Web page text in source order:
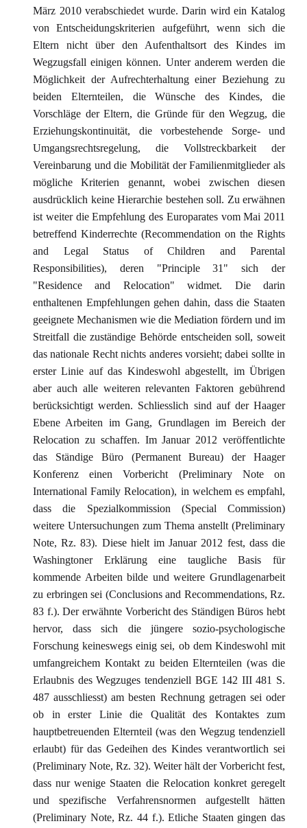
März 2010 verabschiedet wurde. Darin wird ein Katalog
von Entscheidungskriterien aufgeführt, wenn sich die
Eltern nicht über den Aufenthaltsort des Kindes im
Wegzugsfall einigen können. Unter anderem werden die
Möglichkeit der Aufrechterhaltung einer Beziehung zu
beiden Elternteilen, die Wünsche des Kindes, die
Vorschläge der Eltern, die Gründe für den Wegzug, die
Erziehungskontinuität, die vorbestehende Sorge- und
Umgangsrechtsregelung, die Vollstreckbarkeit der
Vereinbarung und die Mobilität der Familienmitglieder als
mögliche Kriterien genannt, wobei zwischen diesen
ausdrücklich keine Hierarchie bestehen soll. Zu erwähnen
ist weiter die Empfehlung des Europarates vom Mai 2011
betreffend Kinderrechte (Recommendation on the Rights
and Legal Status of Children and Parental
Responsibilities), deren "Principle 31" sich der
"Residence and Relocation" widmet. Die darin
enthaltenen Empfehlungen gehen dahin, dass die Staaten
geeignete Mechanismen wie die Mediation fördern und im
Streitfall die zuständige Behörde entscheiden soll, soweit
das nationale Recht nichts anderes vorsieht; dabei sollte in
erster Linie auf das Kindeswohl abgestellt, im Übrigen
aber auch alle weiteren relevanten Faktoren gebührend
berücksichtigt werden. Schliesslich sind auf der Haager
Ebene Arbeiten im Gang, Grundlagen im Bereich der
Relocation zu schaffen. Im Januar 2012 veröffentlichte
das Ständige Büro (Permanent Bureau) der Haager
Konferenz einen Vorbericht (Preliminary Note on
International Family Relocation), in welchem es empfahl,
dass die Spezialkommission (Special Commission)
weitere Untersuchungen zum Thema anstellt (Preliminary
Note, Rz. 83). Diese hielt im Januar 2012 fest, dass die
Washingtoner Erklärung eine taugliche Basis für
kommende Arbeiten bilde und weitere Grundlagenarbeit
zu erbringen sei (Conclusions and Recommendations, Rz.
83 f.). Der erwähnte Vorbericht des Ständigen Büros hebt
hervor, dass sich die jüngere sozio-psychologische
Forschung keineswegs einig sei, ob dem Kindeswohl mit
umfangreichem Kontakt zu beiden Elternteilen (was die
Erlaubnis des Wegzuges tendenziell BGE 142 III 481 S.
487 ausschliesst) am besten Rechnung getragen sei oder
ob in erster Linie die Qualität des Kontaktes zum
hauptbetreuenden Elternteil (was den Wegzug tendenziell
erlaubt) für das Gedeihen des Kindes verantwortlich sei
(Preliminary Note, Rz. 32). Weiter hält der Vorbericht fest,
dass nur wenige Staaten die Relocation konkret geregelt
und spezifische Verfahrensnormen aufgestellt hätten
(Preliminary Note, Rz. 44 f.). Etliche Staaten gingen das